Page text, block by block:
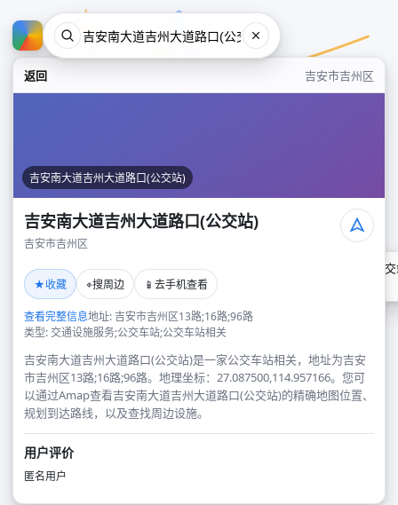
返回 吉安市吉州区
吉安南大道吉州大道路口(公交站)
吉安南大道吉州大道路口(公交站)
吉安市吉州区
★收藏 ⌖搜周边 📱 去手机查看
查看完整信息地址: 吉安市吉州区13路;16路;96路
类型: 交通设施服务;公交车站;公交车站相关
吉安南大道吉州大道路口(公交站)是一家公交车站相关，地址为吉安
市吉州区13路;16路;96路。地理坐标：27.087500,114.957166。您可
以通过Amap查看吉安南大道吉州大道路口(公交站)的精确地图位置、
规划到达路线，以及查找周边设施。
用户评价
匿名用户
吉安南大道吉州大道路口(公